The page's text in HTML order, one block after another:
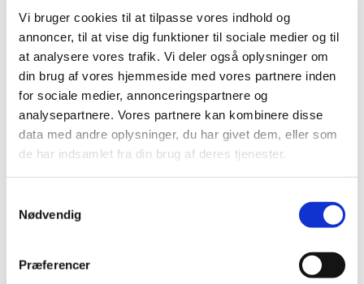
Vi bruger cookies til at tilpasse vores indhold og
annoncer, til at vise dig funktioner til sociale medier og til
at analysere vores trafik. Vi deler også oplysninger om
din brug af vores hjemmeside med vores partnere inden
for sociale medier, annonceringspartnere og
analysepartnere. Vores partnere kan kombinere disse
data med andre oplysninger, du har givet dem, eller som
de har indsamlet fra din brug af deres tjenester.
Nødvendig
Præferencer
Vi mødes i Ugerløse Sognegård hver 14. dag.
Omdrejningspunktet er nørklerier og håndarbejde.
Uanset om du strikker, hækler, broderer eller
andet, er du velkommen. Der vil være the og
kaffe. Kage eller andet spiseligt kan vi medbringe
på skift. Alle kan være med uanset niveau. Er man
nybegynder, vil der være hjælp at hente. Vi mødes
i Sognegården. Kom og vær med.